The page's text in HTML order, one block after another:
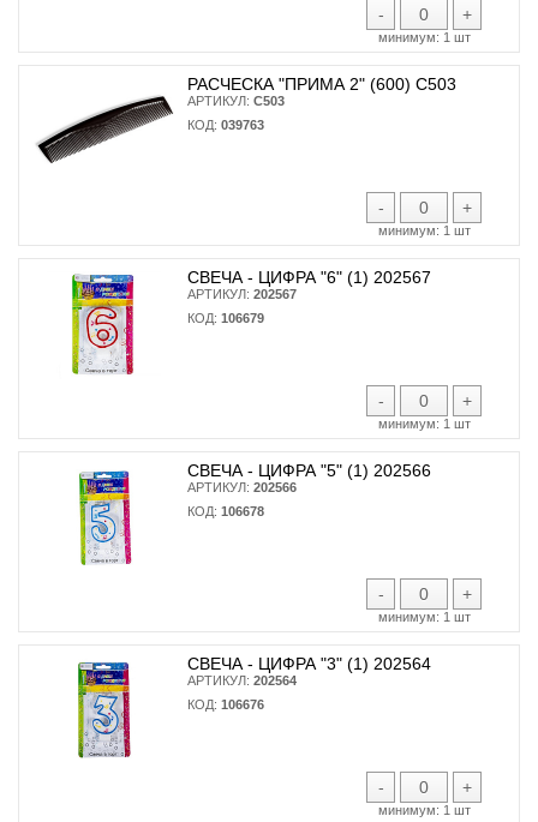
- +
минимум: 1 шт
РАСЧЕСКА "ПРИМА 2" (600) С503
АРТИКУЛ: С503
КОД: 039763
- +
минимум: 1 шт
СВЕЧА - ЦИФРА "6" (1) 202567
АРТИКУЛ: 202567
КОД: 106679
- +
минимум: 1 шт
СВЕЧА - ЦИФРА "5" (1) 202566
АРТИКУЛ: 202566
КОД: 106678
- +
минимум: 1 шт
СВЕЧА - ЦИФРА "3" (1) 202564
АРТИКУЛ: 202564
КОД: 106676
- +
минимум: 1 шт